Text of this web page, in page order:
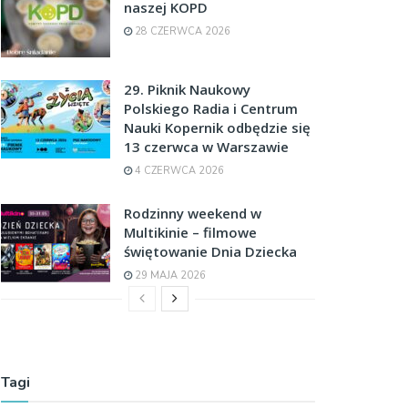
naszej KOPD
28 CZERWCA 2026
29. Piknik Naukowy
Polskiego Radia i Centrum
Nauki Kopernik odbędzie się
13 czerwca w Warszawie
4 CZERWCA 2026
Rodzinny weekend w
Multikinie – filmowe
świętowanie Dnia Dziecka
29 MAJA 2026
Tagi